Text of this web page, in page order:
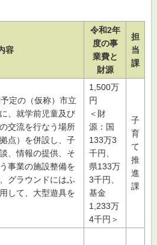
容
令和2年
度の事
業費と
財源
担
当
課
定の（仮称）市立
、就学前児童及び
交流を行なう場所
点）を併設し、子
、情報の提供、そ
事業の施設整備を
グラウンドにはふ
して、大型遊具を
1,500万
円
＜財
源：国
133万3
千円、
県133万
3千円、
基金
1,233万
4千円＞
子
育
て
推
進
課